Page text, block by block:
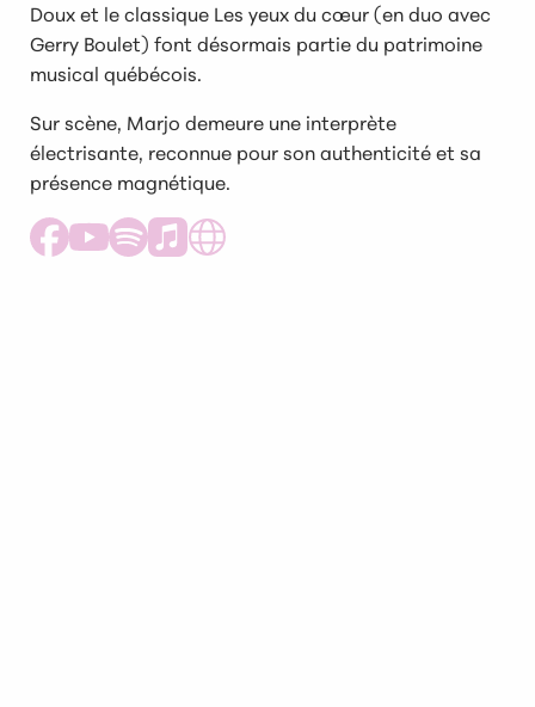
Doux et le classique Les yeux du cœur (en duo avec
Gerry Boulet) font désormais partie du patrimoine
musical québécois.
Sur scène, Marjo demeure une interprète
électrisante, reconnue pour son authenticité et sa
présence magnétique.